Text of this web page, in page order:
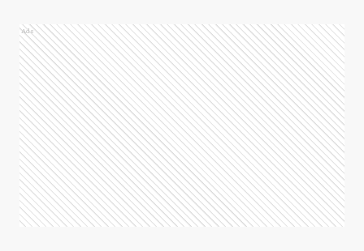
Ads